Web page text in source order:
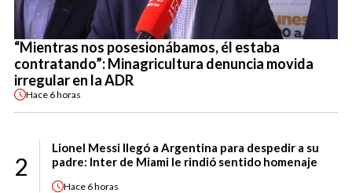
“Mientras nos posesionábamos, él estaba
contratando”: Minagricultura denuncia movida
irregular en la ADR
Hace 6 horas
2
Lionel Messi llegó a Argentina para despedir a su
padre: Inter de Miami le rindió sentido homenaje
Hace 6 horas